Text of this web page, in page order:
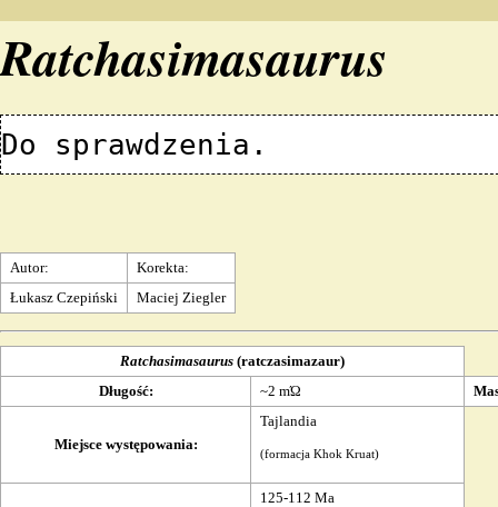
Ratchasimasaurus
Autor:
Korekta:
Łukasz Czepiński
Maciej Ziegler
Ratchasimasaurus (ratczasimazaur)
Długość: ~2 mΏ
Miejsce występowania:
Tajlandia
(formacja Khok Kruat)
125-112 Ma